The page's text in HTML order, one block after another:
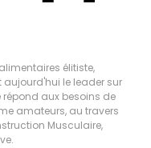
élitiste,
aujourd'hui le leader sur
répond aux besoins de
amateurs, au travers
Musculaire,